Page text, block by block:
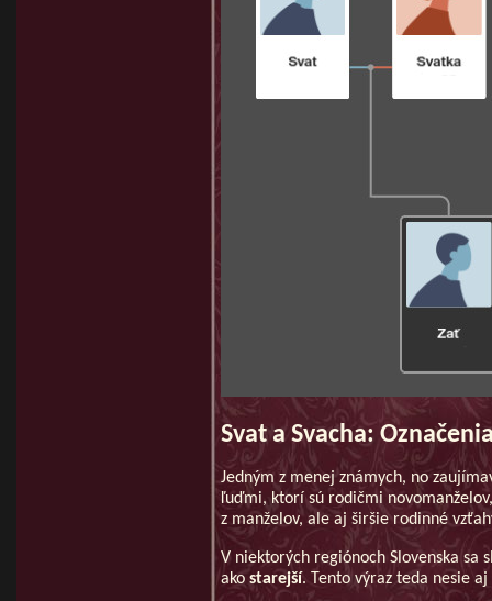
Svat a Svacha:
Jedným z menej známych, no
ľuďmi, ktorí sú rodičmi
z manželov, ale aj širšie rodinné
V niektorých regiónoch Slovenska sa
ako starejší. Tento výraz teda nesie